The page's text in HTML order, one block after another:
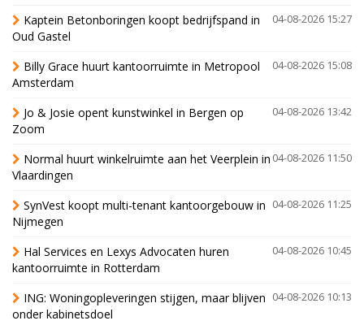
04-08-2026 15:27
Kaptein Betonboringen koopt bedrijfspand in
Oud Gastel
04-08-2026 15:08
Billy Grace huurt kantoorruimte in Metropool
Amsterdam
04-08-2026 13:42
Jo & Josie opent kunstwinkel in Bergen op
Zoom
04-08-2026 11:50
Normal huurt winkelruimte aan het Veerplein in
Vlaardingen
04-08-2026 11:25
SynVest koopt multi-tenant kantoorgebouw in
Nijmegen
04-08-2026 10:45
Hal Services en Lexys Advocaten huren
kantoorruimte in Rotterdam
04-08-2026 10:13
ING: Woningopleveringen stijgen, maar blijven
onder kabinetsdoel